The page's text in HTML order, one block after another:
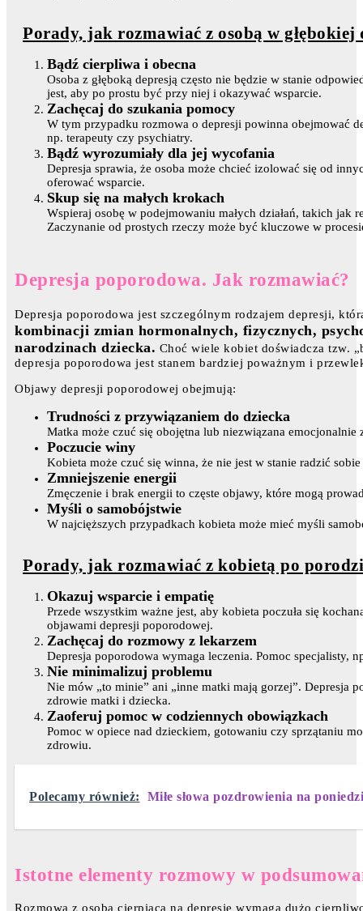
Porady, jak rozmawiać z osobą w głębokiej
Bądź cierpliwa i obecna
Osoba z głęboką depresją często nie będzie w stanie
jest, aby po prostu być przy niej i okazywać wsparcie.
Zachęcaj do szukania pomocy
W tym przypadku rozmowa o depresji powinna obejmować
np. terapeuty czy psychiatry.
Bądź wyrozumiały dla jej wycofania
Depresja sprawia, że osoba może chcieć izolować się od
oferować wsparcie.
Skup się na małych krokach
Wspieraj osobę w podejmowaniu małych działań, takich jak
Zaczynanie od prostych rzeczy może być kluczowe w
Depresja poporodowa. Jak rozmawiać?
Depresja poporodowa jest szczególnym rodzajem depresji,
kombinacji zmian hormonalnych, fizycznych,
narodzinach dziecka. Choć wiele kobiet doświadcza tzw.
depresja poporodowa jest stanem bardziej poważnym i
Objawy depresji poporodowej obejmują:
Trudności z przywiązaniem do dziecka
Matka może czuć się obojętna lub niezwiązana emocjonalnie
Poczucie winy
Kobieta może czuć się winna, że nie jest w stanie radzić
Zmniejszenie energii
Zmęczenie i brak energii to częste objawy, które mogą
Myśli o samobójstwie
W najcięższych przypadkach kobieta może mieć myśli
Porady, jak rozmawiać z kobietą po
Okazuj wsparcie i empatię
Przede wszystkim ważne jest, aby kobieta poczuła się
objawami depresji poporodowej.
Zachęcaj do rozmowy z lekarzem
Depresja poporodowa wymaga leczenia. Pomoc specjalisty,
Nie minimalizuj problemu
Nie mów „to minie” ani „inne matki mają gorzej”. Depresja
zdrowie matki i dziecka.
Zaoferuj pomoc w codziennych obowiązkach
Pomoc w opiece nad dzieckiem, gotowaniu czy sprzątaniu
zdrowiu.
Polecamy również: Miłe słowa pozdrowienia na
Istotne elementy rozmowy w
Rozmowa z osobą cierpiącą na depresję wymaga dużo